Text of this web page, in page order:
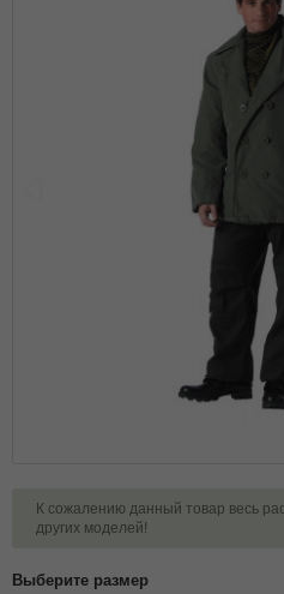
К сожалению данный товар весь
других моделей!
Выберите размер